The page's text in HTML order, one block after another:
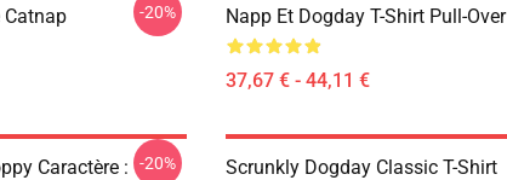
Catnap -20% Napp Et Dogday T-Shirt Pull-Over
37,67 € - 44,11 €
Caractère :
-20% Scrunkly Dogday Classic T-Shirt